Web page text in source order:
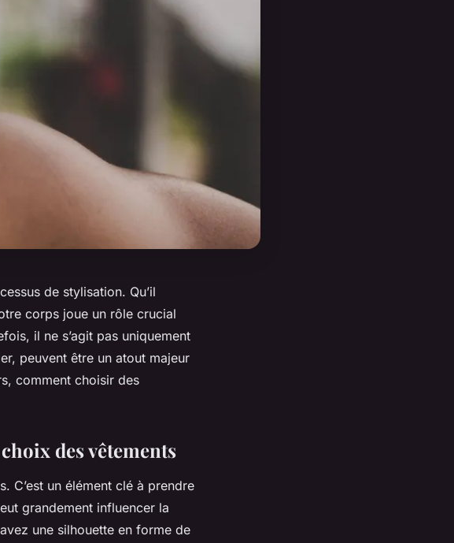
de stylisation. Qu’il
corps joue un rôle crucial
il ne s’agit pas uniquement
peuvent être un atout majeur
comment choisir des
des vêtements
C’est un élément clé à prendre
grandement influencer la
une silhouette en forme de